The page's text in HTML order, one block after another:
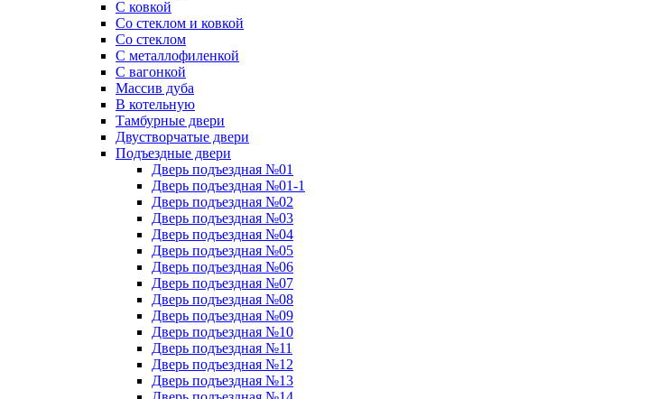
С ковкой
Со стеклом и ковкой
Со стеклом
C металлофиленкой
С вагонкой
Массив дуба
В котельную
Тамбурные двери
Двустворчатые двери
Подъездные двери
Дверь подъездная №01
Дверь подъездная №01-1
Дверь подъездная №02
Дверь подъездная №03
Дверь подъездная №04
Дверь подъездная №05
Дверь подъездная №06
Дверь подъездная №07
Дверь подъездная №08
Дверь подъездная №09
Дверь подъездная №10
Дверь подъездная №11
Дверь подъездная №12
Дверь подъездная №13